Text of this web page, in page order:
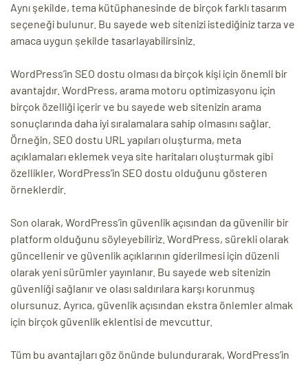
Aynı şekilde, tema kütüphanesinde de birçok farklı tasarım
seçeneği bulunur. Bu sayede web sitenizi istediğiniz tarza ve
amaca uygun şekilde tasarlayabilirsiniz.
WordPress’in SEO dostu olması da birçok kişi için önemli bir
avantajdır. WordPress, arama motoru optimizasyonu için
birçok özelliği içerir ve bu sayede web sitenizin arama
sonuçlarında daha iyi sıralamalara sahip olmasını sağlar.
Örneğin, SEO dostu URL yapıları oluşturma, meta
açıklamaları eklemek veya site haritaları oluşturmak gibi
özellikler, WordPress’in SEO dostu olduğunu gösteren
örneklerdir.
Son olarak, WordPress’in güvenlik açısından da güvenilir bir
platform olduğunu söyleyebiliriz. WordPress, sürekli olarak
güncellenir ve güvenlik açıklarının giderilmesi için düzenli
olarak yeni sürümler yayınlanır. Bu sayede web sitenizin
güvenliği sağlanır ve olası saldırılara karşı korunmuş
olursunuz. Ayrıca, güvenlik açısından ekstra önlemler almak
için birçok güvenlik eklentisi de mevcuttur.
Tüm bu avantajları göz önünde bulundurarak, WordPress’in